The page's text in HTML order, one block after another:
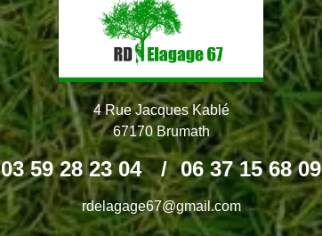
4 Rue Jacques Kablé
67170 Brumath
03 59 28 23 04 / 06 37 15 68 09
rdelagage67@gmail.com